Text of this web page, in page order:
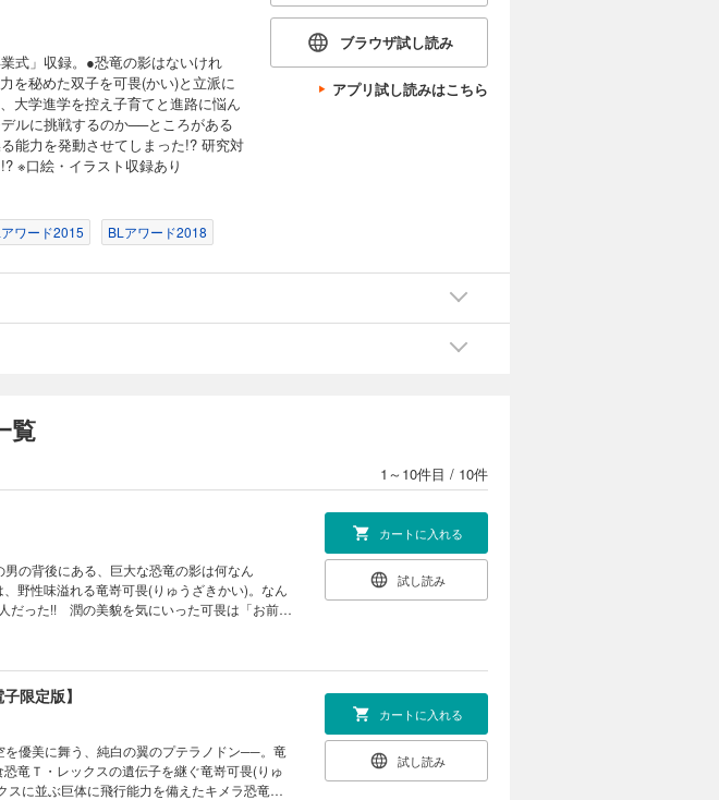
式」収録。●恐竜の影はないけれ
を秘めた双子を可畏(かい)と立派に
大学進学を控え子育てと進路に悩ん
ルに挑戦するのか──ところがある
能力を発動させてしまった!? 研究対
※口絵・イラスト収録あり
ブラウザ試し読み
アプリ試し読みはこちら
ワード2015 BLアワード2018
覧
1～10件目 / 10件
の背後にある、巨大な恐竜の影は何なん
野性味溢れる竜嵜可畏(りゅうざきかい)。なん
だった!! 潤の美貌を気にいった可畏は「お前は
カートに入れる
試し読み
限定版】
を優美に舞う、純白の翼のプテラノドン──。竜
竜Ｔ・レックスの遺伝子を継ぐ竜嵜可畏(りゅ
に並ぶ巨体に飛行能力を備えたキメラ恐竜
カートに入れる
試し読み